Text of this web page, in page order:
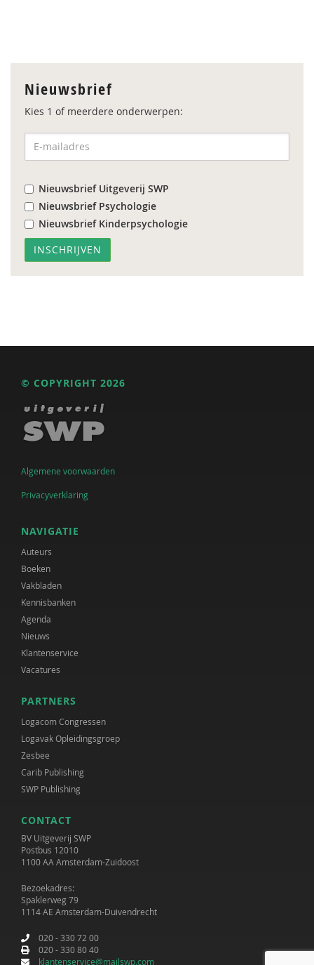
Nieuwsbrief
Kies 1 of meerdere onderwerpen:
Nieuwsbrief Uitgeverij SWP
Nieuwsbrief Psychologie
Nieuwsbrief Kinderpsychologie
© COPYRIGHT 2026
Algemene voorwaarden
Privacyverklaring
NAVIGATIE
Auteurs
Boeken
Vakbladen
Kennisbanken
Agenda
Nieuws
Klantenservice
Vacatures
PARTNERS
Logacom Congressen
Logavak Opleidingsgroep
Zesbee
Carib Publishing
SWP Publishing
CONTACT
BV Uitgeverij SWP
Postbus 12010
1100 AA Amsterdam-Zuidoost
Bezoekadres:
Spaklerweg 79
1114 AE Amsterdam-Duivendrecht
020 - 330 72 00
020 - 330 80 40
klantenservice@mailswp.com